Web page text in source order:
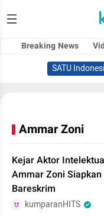
Breaking News
SATU
Ammar Zoni
Kejar Aktor
Ammar Zoni
Bareskrim
kumparanHITS